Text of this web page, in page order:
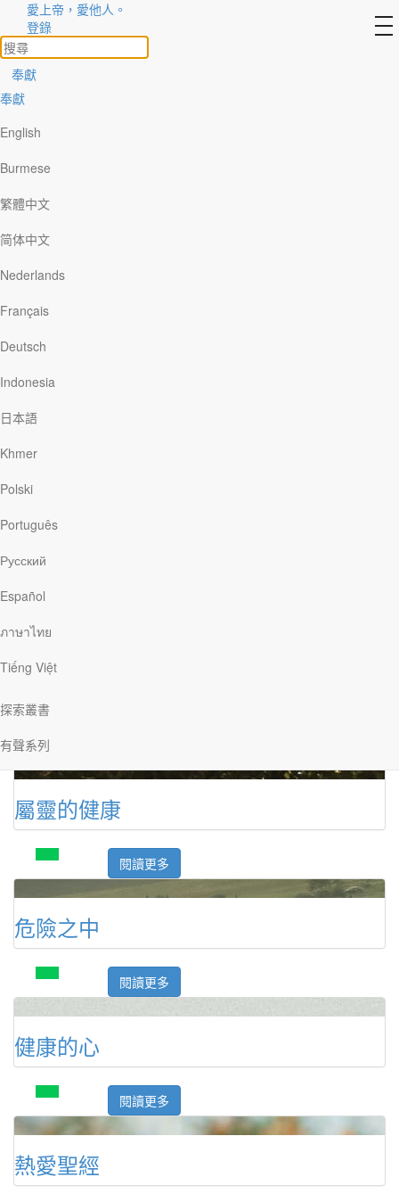
愛上帝，愛他人。
登錄
奉獻
奉獻
English
Burmese
繁體中文
简体中文
Nederlands
Français
Deutsch
Indonesia
日本語
Khmer
Polski
Português
Русский
Español
ภาษาไทย
Tiếng Việt
探索叢書
有聲系列
作者
查看所有
簡恩德
簡恩德（Arthur Jackson）和妻子雪莉在美國芝加哥地區牧會長達
除了為《靈命日糧》撰寫文章，目前也在一個專門服事牧者的機構
Neopolis Network任職總監，這所機構位於芝加哥，致力在全球各
文章 簡恩德
屬靈的健康
閱讀更多
危險之中
閱讀更多
健康的心
閱讀更多
熱愛聖經